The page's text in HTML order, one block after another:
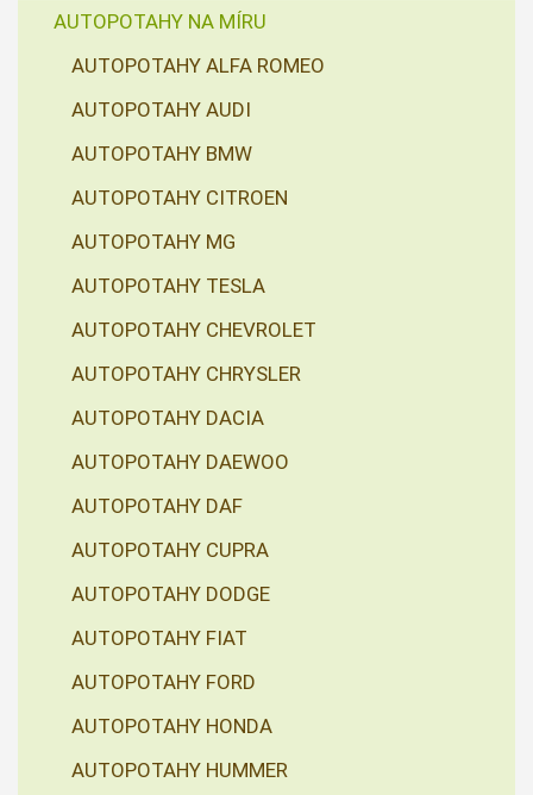
AUTOPOTAHY NA MÍRU
AUTOPOTAHY ALFA ROMEO
AUTOPOTAHY AUDI
AUTOPOTAHY BMW
AUTOPOTAHY CITROEN
AUTOPOTAHY MG
AUTOPOTAHY TESLA
AUTOPOTAHY CHEVROLET
AUTOPOTAHY CHRYSLER
AUTOPOTAHY DACIA
AUTOPOTAHY DAEWOO
AUTOPOTAHY DAF
AUTOPOTAHY CUPRA
AUTOPOTAHY DODGE
AUTOPOTAHY FIAT
AUTOPOTAHY FORD
AUTOPOTAHY HONDA
AUTOPOTAHY HUMMER